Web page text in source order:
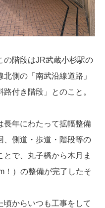
の階段はJR武蔵小杉駅の
北側の「南武沿線道路」
付き階段」とのこと。
長年にわたって拡幅整備
、側道・歩道・階段等の
で、丸子橋から木月ま
！）の整備が完了したそ
頃からいつも工事をして